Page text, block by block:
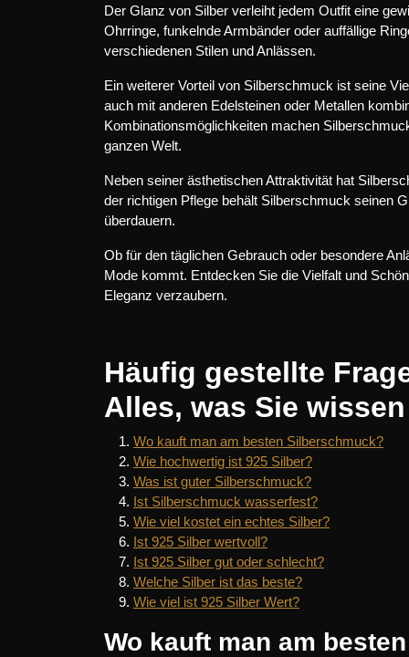
Der Glanz von Silber verleiht jedem Outfit eine
Ohrringe, funkelnde Armbänder oder auffällige
verschiedenen Stilen und Anlässen.
Ein weiterer Vorteil von Silberschmuck ist seine
auch mit anderen Edelsteinen oder Metallen
Kombinationsmöglichkeiten machen
ganzen Welt.
Neben seiner ästhetischen Attraktivität hat
der richtigen Pflege behält Silberschmuck seinen
überdauern.
Ob für den täglichen Gebrauch oder besondere
Mode kommt. Entdecken Sie die Vielfalt und
Eleganz verzaubern.
Häufig gestellte
Alles, was Sie
Wo kauft man am besten Silberschmuck?
Wie hochwertig ist 925 Silber?
Was ist guter Silberschmuck?
Ist Silberschmuck wasserfest?
Wie viel kostet ein echtes Silber?
Ist 925 Silber wertvoll?
Ist 925 Silber gut oder schlecht?
Welche Silber ist das beste?
Wie viel ist 925 Silber Wert?
Wo kauft man am